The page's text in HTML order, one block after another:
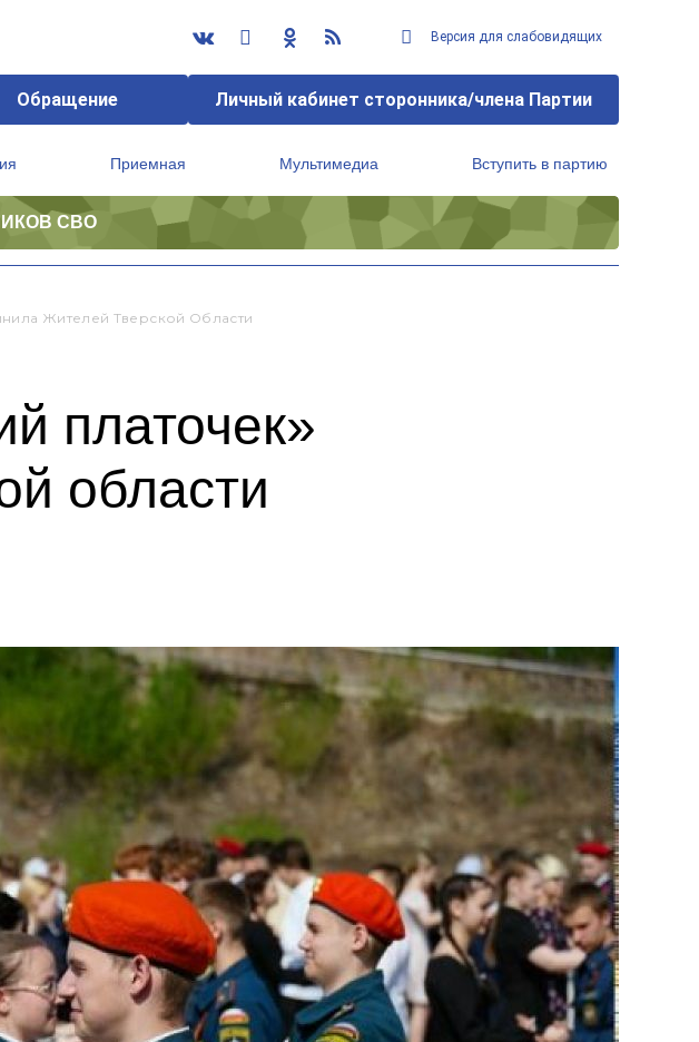
Версия для слабовидящих
Обращение Личный кабинет сторонника/члена Партии
Приемная Мультимедиа Вступить в партию
СВО
Жителей Тверской Области
платочек»
области